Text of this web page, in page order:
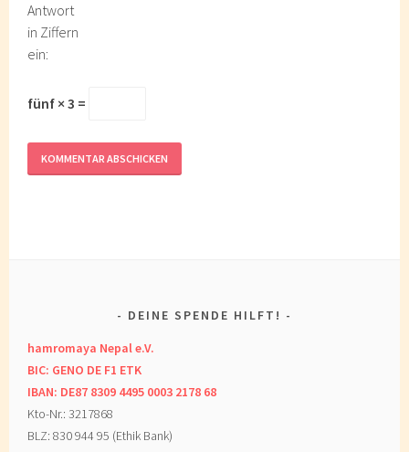
Antwort
in Ziffern
ein:
fünf × 3 =
DEINE SPENDE HILFT!
hamromaya Nepal e.V.
BIC: GENO DE F1 ETK
IBAN: DE87 8309 4495 0003 2178 68
Kto-Nr.: 3217868
BLZ: 830 944 95 (Ethik Bank)